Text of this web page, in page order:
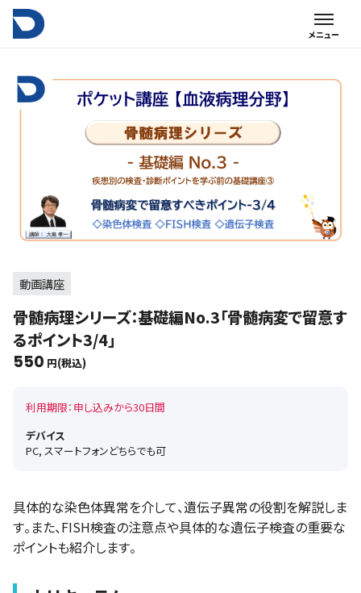
動画講座
骨髄病理シリーズ：基礎編No.3「骨髄病変で留意す
るポイント3/4」
550 円(税込)
利用期限：申し込みから30日間
デバイス
PC, スマートフォンどちらでも可
具体的な染色体異常を介して、遺伝子異常の役割を解説しま
す。また、FISH検査の注意点や具体的な遺伝子検査の重要な
ポイントも紹介します。